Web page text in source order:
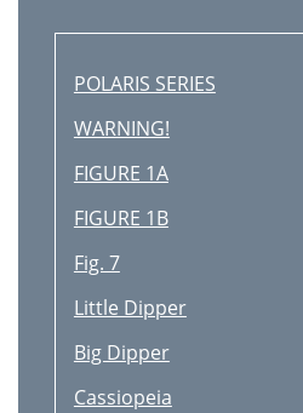
POLARIS SERIES
WARNING!
FIGURE 1A
FIGURE 1B
Fig. 7
Little Dipper
Big Dipper
Cassiopeia